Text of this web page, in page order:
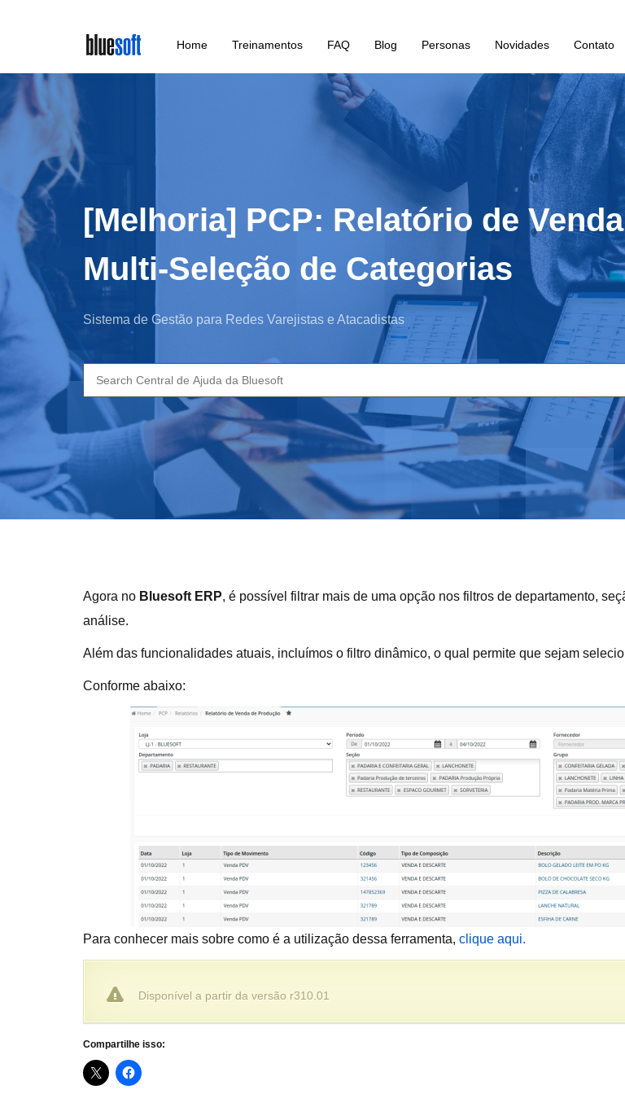
main
content
Home Treinamentos FAQ Blog Personas Novidades Contato
[Melhoria] PCP: Relatório de
Multi-Seleção de Categorias
Sistema de Gestão para Redes Varejistas e Atacadistas
Search
for:
Agora no Bluesoft ERP, é possível filtrar mais de uma opção nos filtros de departamento,
análise.
Além das funcionalidades atuais, incluímos o filtro dinâmico, o qual permite que sejam
Conforme abaixo:
Para conhecer mais sobre como é a utilização dessa ferramenta, clique aqui.
Disponível a partir da versão r310.01
Compartilhe isso: